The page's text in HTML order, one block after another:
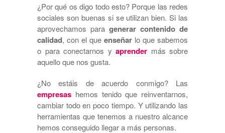
¿Por qué os digo todo esto? Porque las redes
sociales son buenas si se utilizan bien. Si las
aprovechamos para generar contenido de
calidad, con el que enseñar lo que sabemos
o para conectarnos y aprender más sobre
aquello que nos gusta.
¿No estáis de acuerdo conmigo? Las
empresas hemos tenido que reinventarnos,
cambiar todo en poco tiempo. Y utilizando las
herramientas que tenemos a nuestro alcance
hemos conseguido llegar a más personas.